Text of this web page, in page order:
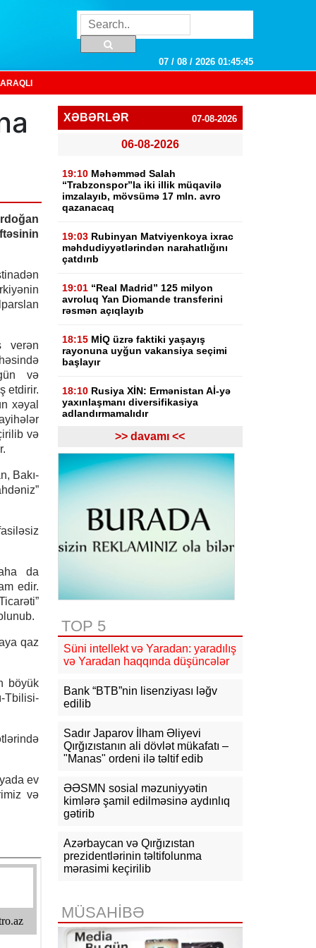
07 / 08 / 2026 01:45:46
verən
və
etdirir.
xəyal
və
Bakı-
da
edir.
qaz
böyük
Tbilisi-
ev
və
XƏBƏRLƏR 07-08-2026
06-08-2026
19:10 Məhəmməd Salah
“Trabzonspor”la iki illik müqavilə
imzalayıb, mövsümə 17 mln. avro
qazanacaq
19:03 Rubinyan Matviyenkoya ixrac
məhdudiyyətlərindən narahatlığını
çatdırıb
19:01 “Real Madrid” 125 milyon
avroluq Yan Diomande transferini
rəsmən açıqlayıb
18:15 MİQ üzrə faktiki yaşayış
rayonuna uyğun vakansiya seçimi
başlayır
18:10 Rusiya XİN: Ermənistan Aİ-yə
yaxınlaşmanı diversifikasiya
adlandırmamalıdır
Rasim İldırımzadə, Zaur
Mirzəzadə və Qoşqar Məmmədovun
apellyasiya şikayəti üzrə məhkəmə
başlayıb
azərbaycanlı sürücülərin gömrükdə
saxlanılması məsələsini araşdırır
çırpılıb, ölən və xəsarət alanlar var -
FOTO
16:31 Bu il dövlət büdcəsinə 11,5
mlrd. manata yaxın vergi daxil olub
16:04
Tramp zəng etdi - Pentaqonda
təcili iclas təyin olundu
15:53 Ceyhun Bayramov: Rusiya və
Ukrayna arasındakı hərbi
əməliyyatlar ən qısa zamanda
15:41 İranda “Mossad”la əlaqəli 20-
dən çox şəxsin saxlanıldığı bildirilir
15:26 Kiyevdə Azərbaycan və
Ukrayna xarici işlər nazirlərinin
görüşü olub
Azərbaycan Xalq Cümhuriyyətinin
diplomatik irsinə aid arxiv sənədləri
ilə tanış olub
>> davamı <<
TOP 5
Süni intellekt və Yaradan: yaradılış
və Yaradan haqqında düşüncələr
Bank “BTB”nin lisenziyası ləğv
edilib
Sadır Japarov İlham Əliyevi
Qırğızıstanın ali dövlət mükafatı –
"Manas" ordeni ilə təltif edib
ƏƏSMN sosial məzuniyyətin
kimlərə şamil edilməsinə aydınlıq
gətirib
Azərbaycan və Qırğızıstan
prezidentlərinin təltifolunma
mərasimi keçirilib
MÜSAHİBƏ